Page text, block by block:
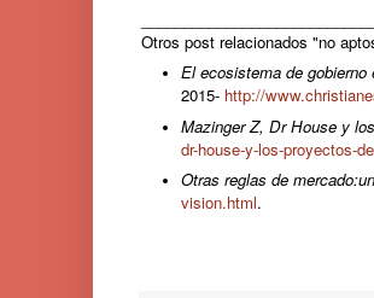
Otros post relacionados "no
El ecosistema de
2015- http://
Mazinger Z, Dr House y
dr-house-y-los-proyectos-
Otras reglas de
vision.html.